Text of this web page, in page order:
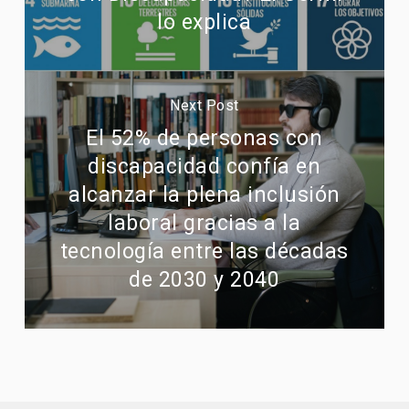
lo explica
Next Post
El 52% de personas con
discapacidad confía en
alcanzar la plena inclusión
laboral gracias a la
tecnología entre las décadas
de 2030 y 2040